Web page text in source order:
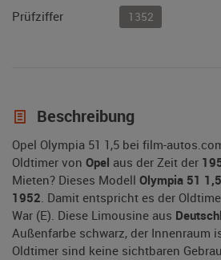
Prüfziffer
1352
Beschreibung
Opel Olympia 51 1,5 bei film-
Oldtimer von Opel aus der Zeit der
Mieten? Dieses Modell Olympia 51 1,5
1952. Damit entspricht es der
War (E). Diese Limousine aus
Außenfarbe schwarz, der Innenraum
Oldtimer sind keine sichtbaren